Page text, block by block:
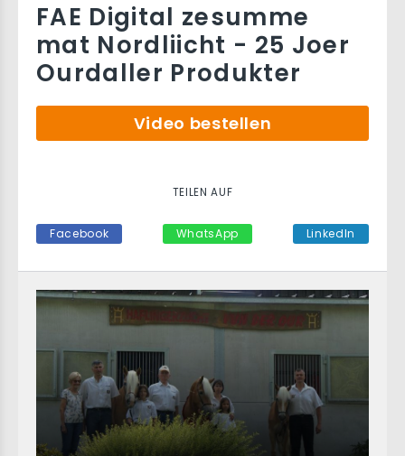
FAE Digital zesumme
mat Nordliicht - 25 Joer
Ourdaller Produkter
Video bestellen
TEILEN AUF
Facebook WhatsApp LinkedIn